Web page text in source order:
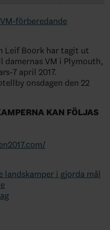
förberedande
Leif Boork har tagit ut
VM i Plymouth,
7 april 2017.
onsdagen den 22
KAN FÖLJAS
landskamper i gjorda mål